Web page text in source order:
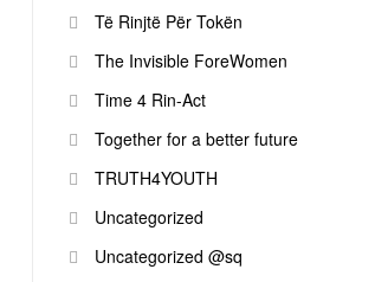
Të Rinjtë Për Tokën
The Invisible ForeWomen
Time 4 Rin-Act
Together for a better future
TRUTH4YOUTH
Uncategorized
Uncategorized @sq